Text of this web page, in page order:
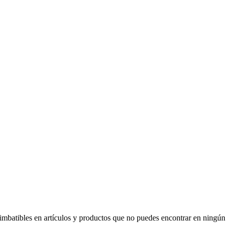
en artículos y productos que no puedes encontrar en ningún